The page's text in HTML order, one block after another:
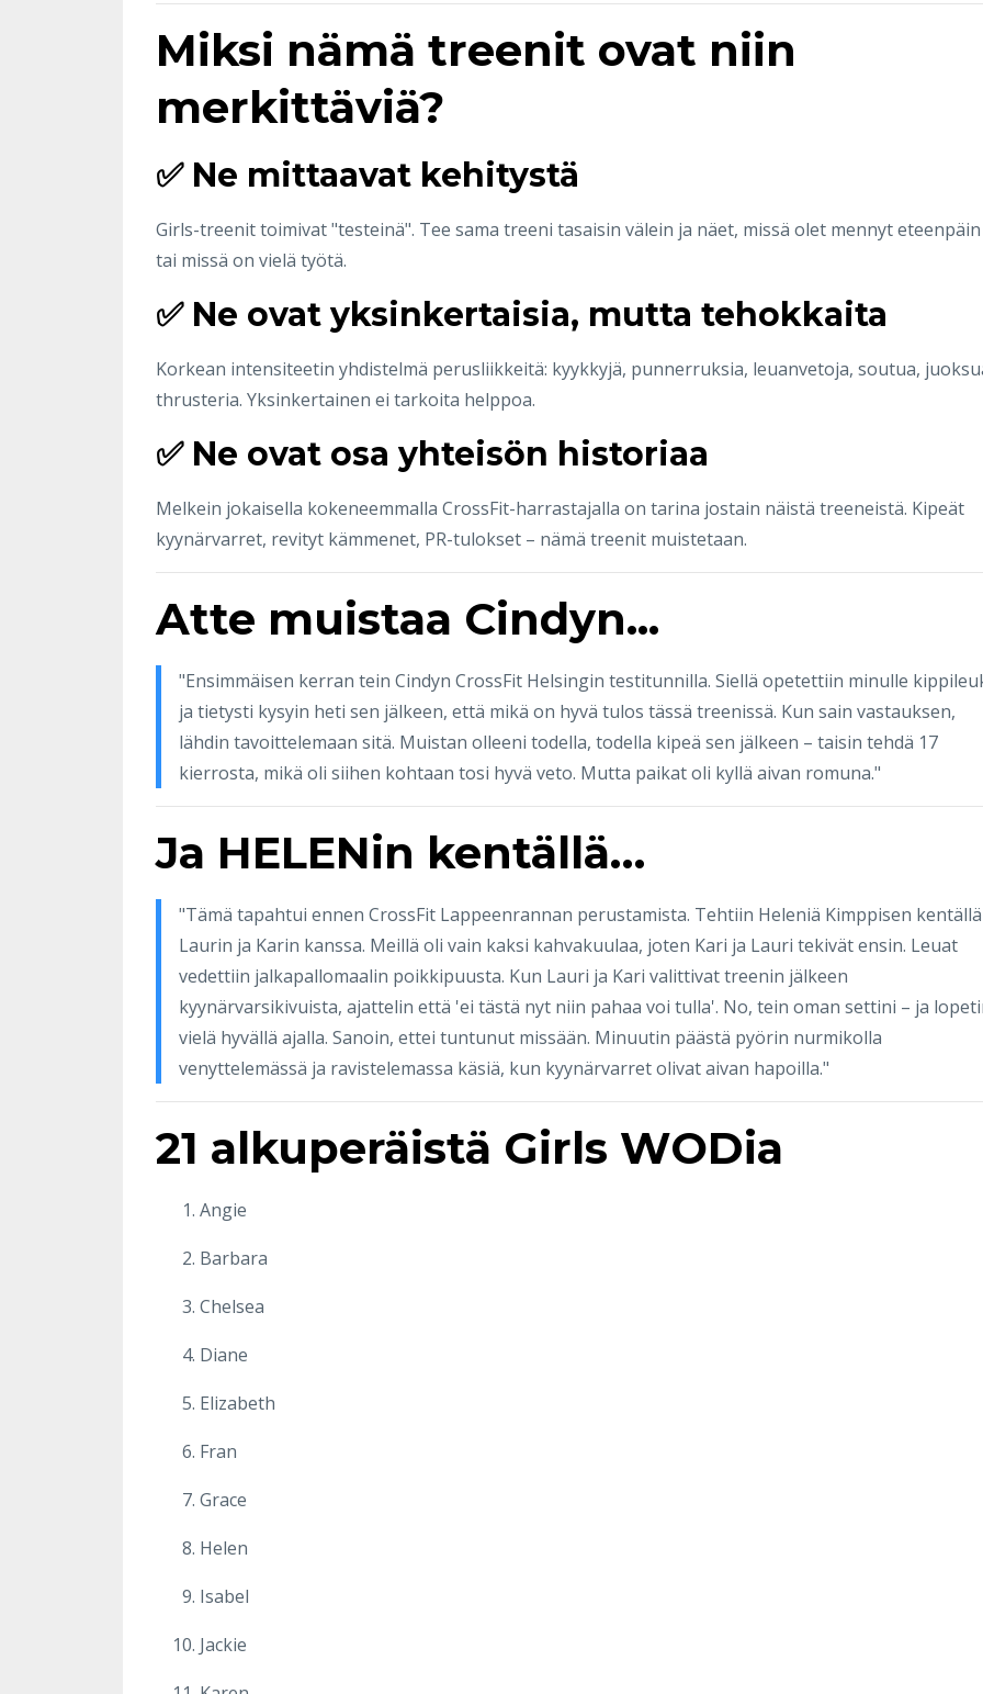
Miksi nämä treenit ovat niin
merkittäviä?
✅ Ne mittaavat kehitystä
Girls-treenit toimivat "testeinä". Tee sama treeni tasaisin välein ja näet, missä olet mennyt
tai missä on vielä työtä.
✅ Ne ovat yksinkertaisia, mutta tehokkaita
Korkean intensiteetin yhdistelmä perusliikkeitä: kyykkyjä, punnerruksia, leuanvetoja, soutua,
thrusteria. Yksinkertainen ei tarkoita helppoa.
✅ Ne ovat osa yhteisön historiaa
Melkein jokaisella kokeneemmalla CrossFit-harrastajalla on tarina jostain näistä treeneistä. Kipeät
kyynärvarret, revityt kämmenet, PR-tulokset – nämä treenit muistetaan.
Atte muistaa Cindyn...
"Ensimmäisen kerran tein Cindyn CrossFit Helsingin testitunnilla. Siellä opetettiin minulle
ja tietysti kysyin heti sen jälkeen, että mikä on hyvä tulos tässä treenissä. Kun sain vastauksen,
lähdin tavoittelemaan sitä. Muistan olleeni todella, todella kipeä sen jälkeen – taisin tehdä 17
kierrosta, mikä oli siihen kohtaan tosi hyvä veto. Mutta paikat oli kyllä aivan romuna."
Ja HELENin kentällä…
"Tämä tapahtui ennen CrossFit Lappeenrannan perustamista. Tehtiin Heleniä Kimppisen kentällä
Laurin ja Karin kanssa. Meillä oli vain kaksi kahvakuulaa, joten Kari ja Lauri tekivät ensin. Leuat
vedettiin jalkapallomaalin poikkipuusta. Kun Lauri ja Kari valittivat treenin jälkeen
kyynärvarsikivuista, ajattelin että 'ei tästä nyt niin pahaa voi tulla'. No, tein oman settini – ja
vielä hyvällä ajalla. Sanoin, ettei tuntunut missään. Minuutin päästä pyörin nurmikolla
venyttelemässä ja ravistelemassa käsiä, kun kyynärvarret olivat aivan hapoilla."
21 alkuperäistä Girls WODia
Angie
Barbara
Chelsea
Diane
Elizabeth
Fran
Grace
Helen
Isabel
Jackie